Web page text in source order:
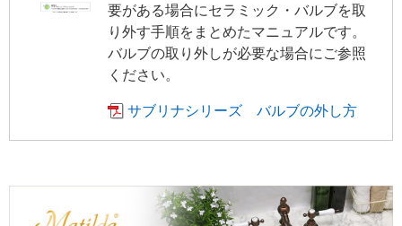
要がある場合にセラミック・バルブを取
り外す手順をまとめたマニュアルです。
バルブの取り外しが必要な場合にご参照
ください。
サブリナシリーズ バルブの外し方